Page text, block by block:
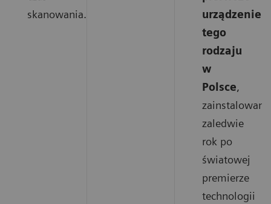
skanowania.
urządzenie
tego
rodzaju
w
Polsce,
zainstalowane
zaledwie
rok po
światowej
premierze
technologii